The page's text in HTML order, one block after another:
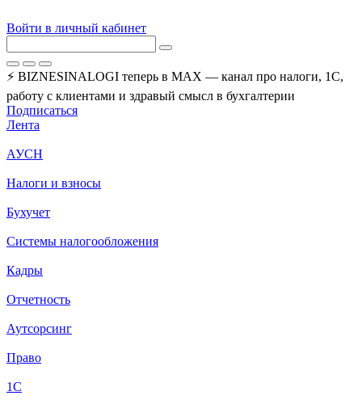
Войти в личный кабинет
⚡ BIZNESINALOGI теперь в MAX — канал про налоги, 1С,
работу с клиентами и здравый смысл в бухгалтерии
Подписаться
Лента
АУСН
Налоги и взносы
Бухучет
Системы налогообложения
Кадры
Отчетность
Аутсорсинг
Право
1С